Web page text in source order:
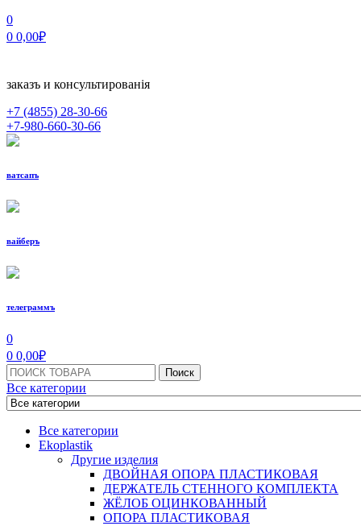
0
0 0,00₽
заказъ и консультированiя
+7 (4855) 28-30-66
+7-980-660-30-66
ватсапъ
вайберъ
телеграммъ
МЕНЮ
0
0 0,00₽
Поиск:
Поиск
Все категории
Все категории
Ekoplastik
Другие изделия
ДВОЙНАЯ ОПОРА ПЛАСТИКОВАЯ
ДЕРЖАТЕЛЬ СТЕННОГО КОМПЛЕКТА
ЖЁЛОБ ОЦИНКОВАННЫЙ
ОПОРА ПЛАСТИКОВАЯ